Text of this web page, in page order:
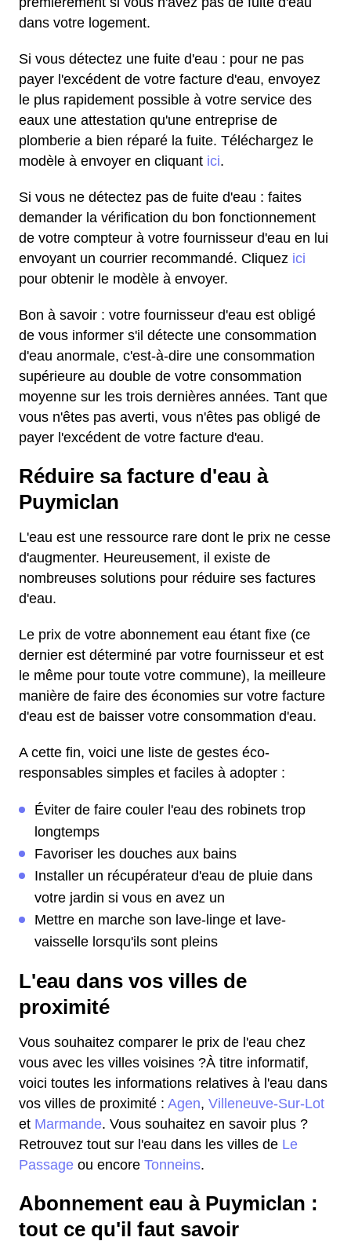
dans votre logement.
Si vous détectez une fuite d'eau : pour ne pas
payer l'excédent de votre facture d'eau, envoyez
le plus rapidement possible à votre service des
eaux une attestation qu'une entreprise de
plomberie a bien réparé la fuite. Téléchargez le
modèle à envoyer en cliquant ici.
Si vous ne détectez pas de fuite d'eau : faites
demander la vérification du bon fonctionnement
de votre compteur à votre fournisseur d'eau en lui
envoyant un courrier recommandé. Cliquez ici
pour obtenir le modèle à envoyer.
Bon à savoir : votre fournisseur d'eau est obligé
de vous informer s'il détecte une consommation
d'eau anormale, c'est-à-dire une consommation
supérieure au double de votre consommation
moyenne sur les trois dernières années. Tant que
vous n'êtes pas averti, vous n'êtes pas obligé de
payer l'excédent de votre facture d'eau.
Réduire sa facture d'eau à
Puymiclan
L'eau est une ressource rare dont le prix ne cesse
d'augmenter. Heureusement, il existe de
nombreuses solutions pour réduire ses factures
d'eau.
Le prix de votre abonnement eau étant fixe (ce
dernier est déterminé par votre fournisseur et est
le même pour toute votre commune), la meilleure
manière de faire des économies sur votre facture
d'eau est de baisser votre consommation d'eau.
A cette fin, voici une liste de gestes éco-
responsables simples et faciles à adopter :
Éviter de faire couler l'eau des robinets trop
longtemps
Favoriser les douches aux bains
Installer un récupérateur d'eau de pluie dans
votre jardin si vous en avez un
Mettre en marche son lave-linge et lave-
vaisselle lorsqu'ils sont pleins
L'eau dans vos villes de
proximité
Vous souhaitez comparer le prix de l'eau chez
vous avec les villes voisines ?À titre informatif,
voici toutes les informations relatives à l'eau dans
vos villes de proximité : Agen, Villeneuve-Sur-Lot
et Marmande. Vous souhaitez en savoir plus ?
Retrouvez tout sur l'eau dans les villes de Le
Passage ou encore Tonneins.
Abonnement eau à Puymiclan :
tout ce qu'il faut savoir